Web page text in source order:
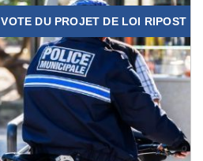
VOTE DU PROJET DE LOI RIPOST